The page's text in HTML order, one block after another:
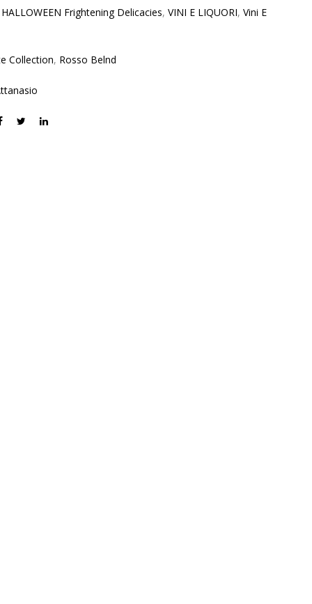
HALLOWEEN Frightening Delicacies,VINI E LIQUORI,Vini E
Collection, Rosso Belnd